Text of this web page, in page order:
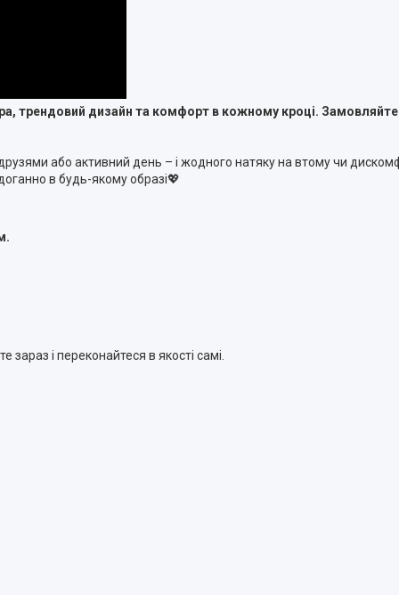
трендовий дизайн та комфорт в кожному кроці.
друзями або активний день – і жодного натяку на втому чи
в будь-якому образі💖
зараз і переконайтеся в якості самі.